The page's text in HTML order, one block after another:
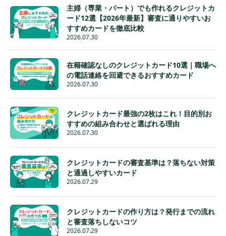
主婦（専業・パート）でも作れるクレジットカ
ード12選【2026年最新】審査に通りやすいお
すすめカードを徹底比較
2026.07.30
在籍確認なしのクレジットカード10選｜職場へ
の電話連絡を回避できるおすすめカード
2026.07.30
クレジットカード最強の2枚はこれ！目的別お
すすめの組み合わせと選ばれる理由
2026.07.30
クレジットカードの審査基準は？落ちない対策
と通過しやすいカード
2026.07.29
クレジットカードの作り方は？発行までの流れ
と審査落ちしないコツ
2026.07.29